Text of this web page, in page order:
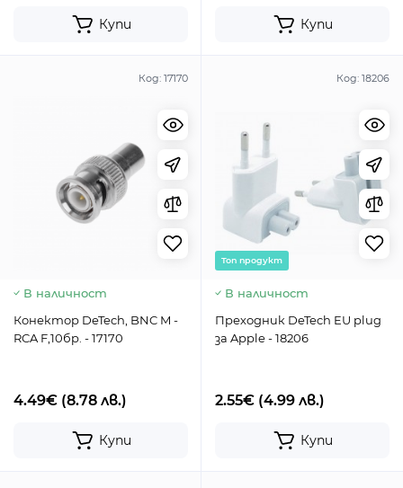
Купи Купи
Код: 17170
В наличност
Конектор DeTech, BNC M -
RCA F,10бр. - 17170
4.49€ (8.78 лв.)
Купи
Код: 18206
Toп продукт
В наличност
Преходник DeTech EU plug
за Apple - 18206
2.55€ (4.99 лв.)
Купи